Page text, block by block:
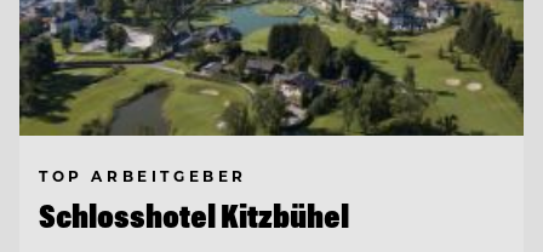
TOP ARBEITGEBER
Schlosshotel Kitzbühel